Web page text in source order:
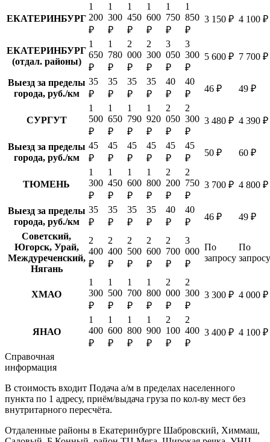
ЕКАТЕРИНБУРГ
1
200
₽
1
300
₽
1
450
₽
1
600
₽
1
750
₽
1
850
₽
3 150 ₽ 4 100 ₽
ЕКАТЕРИНБУРГ
(отдал. районы)
1
650
₽
1
780
₽
2
000
₽
2
300
₽
3
050
₽
3
300
₽
5 600 ₽ 7 700 ₽
Выезд за пределы
города, руб./км
35
₽
35
₽
35
₽
35
₽
40
₽
40
₽
46 ₽ 49 ₽
СУРГУТ
1
500
₽
1
650
₽
1
790
₽
1
920
₽
2
050
₽
2
300
₽
3 480 ₽ 4 390 ₽
Выезд за пределы
города, руб./км
45
₽
45
₽
45
₽
45
₽
45
₽
45
₽
50 ₽ 60 ₽
ТЮМЕНЬ
1
300
₽
1
450
₽
1
600
₽
1
800
₽
2
200
₽
2
750
₽
3 700 ₽ 4 800 ₽
Выезд за пределы
города, руб./км
35
₽
35
₽
35
₽
35
₽
40
₽
40
₽
46 ₽
49 ₽
Советский,
Югорск, Урай,
Междуреченский,
Нягань
2
400
₽
2
400
₽
2
500
₽
2
600
₽
2
700
₽
3
000
₽
По
запросу
По
запросу
ХМАО
1
300
₽
1
500
₽
1
700
₽
1
800
₽
2
000
₽
2
300
₽
3 300 ₽ 4 000 ₽
ЯНАО
1
400
₽
1
600
₽
1
800
₽
1
900
₽
2
100
₽
2
400
₽
3 400 ₽ 4 100 ₽
Справочная
информация
В стоимость входит Подача а/м в пределах населенного
пункта по 1 адресу, приём/выдача груза по кол-ву мест без
внутритарного пересчёта.
Отдаленные районы в Екатеринбурге Шабровский, Химмаш,